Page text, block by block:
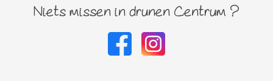
Niets missen in drunen Centrum ?